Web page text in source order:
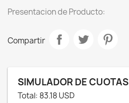
Presentacion de Producto:
Compartir
SIMULADOR DE CUOTAS
Total: 83.18 USD